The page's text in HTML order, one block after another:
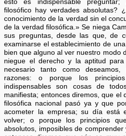
esto es indispensable
filosófico hay verdades absolutas?
conocimiento de la verdad sin el
de la verdad filosófica.» Se niega
sus preguntas, desde las que, de
examinarse el establecimiento de
bien que alguno al ver nuestro modo
niegue el derecho y la aptitud
necesario tanto como
razones: o porque los
indispensables son cosas de
manifiesta; entonces diremos, que el
filosófica nacional pasó ya y que
acometer la empresa; su día está
volver; o porque los principios
absolutos, imposibles de